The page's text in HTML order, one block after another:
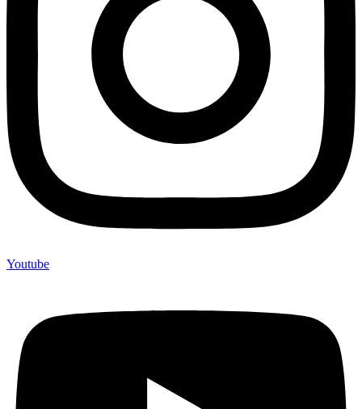
Youtube